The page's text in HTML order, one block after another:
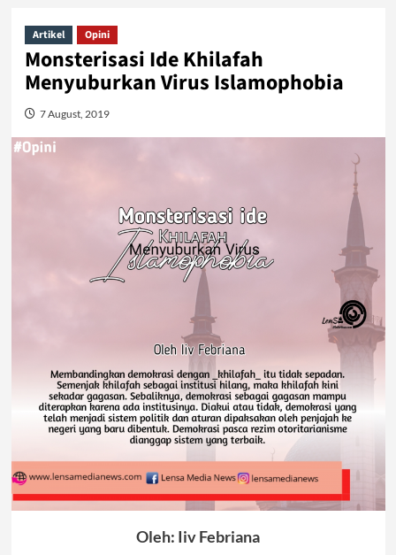
Artikel Opini
Monsterisasi Ide Khilafah
Menyuburkan Virus Islamophobia
7 August, 2019
Oleh: Iiv Febriana